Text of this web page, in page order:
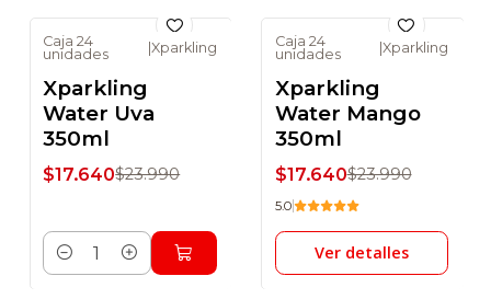
-26% DSCTO
Caja 24
unidades
Xparkling
Xparkling
Water Uva
350ml
$17.640$23.990
Cantidad
-26% DSCTO
No disponible
Caja 24
unidades
Xparkling
Xparkling
Water Mango
350ml
$17.640$23.990
5.0
Ver detalles